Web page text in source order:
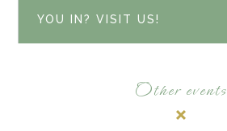
YOU IN? VISIT US!
Other events